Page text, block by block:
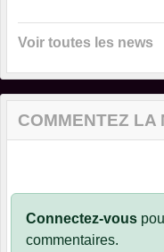
Voir toutes les news
COMMENTEZ LA
Connectez-vous
commentaires.